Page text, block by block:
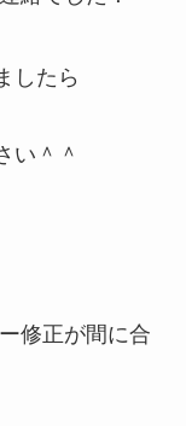
したら
い＾＾
修正が間に合